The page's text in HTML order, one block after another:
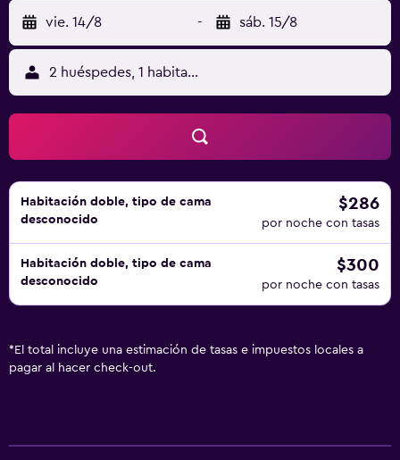
puede practicar actividades en Dobbiaco y alrededores,
como senderismo, esquí y ciclismo. Lago Sorapis está a 26
km del alojamiento, y Dürrensee está a 12 km.
vie. 14/8 - sáb. 15/8
2 huéspedes, 1 habitación
Habitación doble, tipo de cama
desconocido
$286
por noche con tasas
Habitación doble, tipo de cama
desconocido
$300
por noche con tasas
* El total incluye una estimación de tasas e impuestos locales a
pagar al hacer check-out.